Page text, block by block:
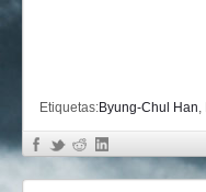
Etiquetas:Byung-Chul Han,